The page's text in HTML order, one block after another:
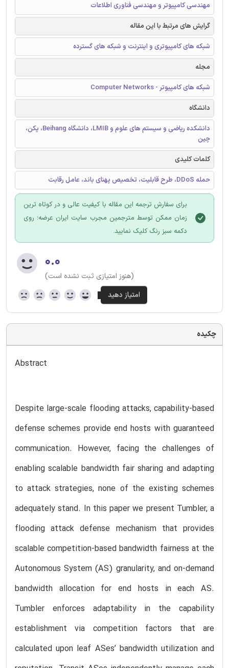
مهندسی کامپیوتر و مهندسی فناوری اطلاعات
گرایش های مرتبط با این مقاله
شبکه های کامپیوتری و اینترنت و شبکه های گسترده
مجله
شبکه های کامپیوتر - Computer Networks
دانشگاه
دانشکده ریاضی و سیستم های علوم و LMIB، دانشگاه Beihang، پکن،
چین
کلمات کلیدی
حمله DDoS، طرح قابلیت، تخصیص پهنای باند، عامل رقابت
برای سفارش ترجمه این مقاله با کیفیت عالی و در کوتاه ترین
زمان ممکن توسط مترجمین مجرب سایت ایران عرضه؛ روی
دکمه سبز رنگ کلیک نمایید.
۰.۰
(هنوز امتیازی ثبت نشده است)
چکیده
Abstract
Despite large-scale flooding attacks, capability-based
defense schemes provide end hosts with guaranteed
communication. However, facing the challenges of
enabling scalable bandwidth fair sharing and adapting
to attack strategies, none of the existing schemes
adequately stand. In this paper we present Tumbler, a
flooding attack defense mechanism that provides
scalable competition-based bandwidth fairness at the
Autonomous System (AS) granularity, and on-demand
bandwidth allocation for end hosts in each AS.
Tumbler enforces adaptability in the capability
establishment via competition factors that are
calculated upon leaf ASes’ bandwidth utilization and